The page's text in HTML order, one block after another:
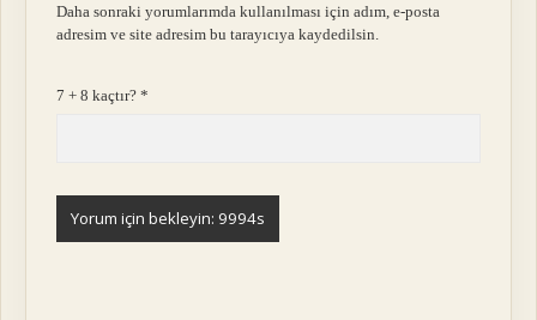
Daha sonraki yorumlarımda kullanılması için adım, e-posta
adresim ve site adresim bu tarayıcıya kaydedilsin.
7 + 8 kaçtır?*